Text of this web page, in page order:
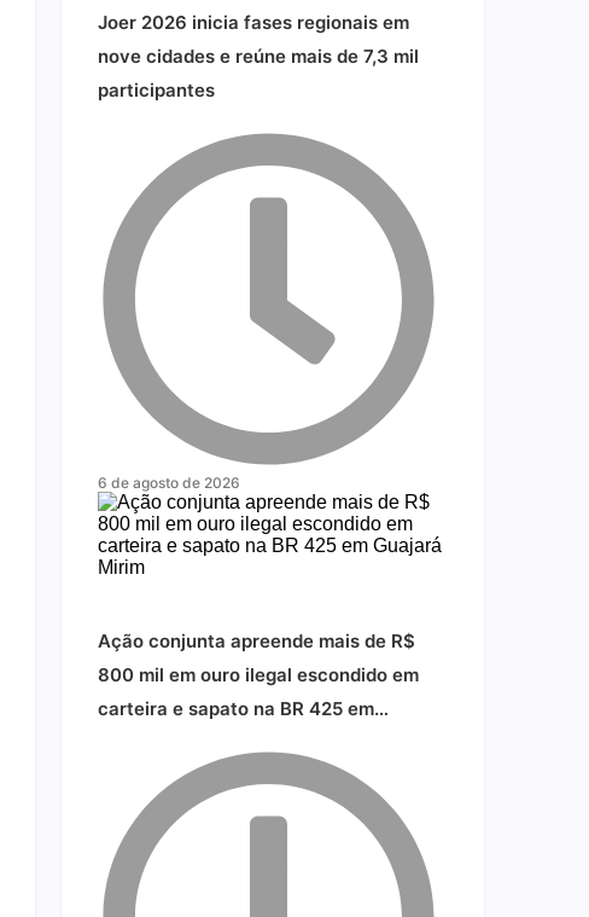
Joer 2026 inicia fases regionais em
nove cidades e reúne mais de 7,3 mil
participantes
6 de agosto de 2026
Ação conjunta apreende mais de R$
800 mil em ouro ilegal escondido em
carteira e sapato na BR 425 em…